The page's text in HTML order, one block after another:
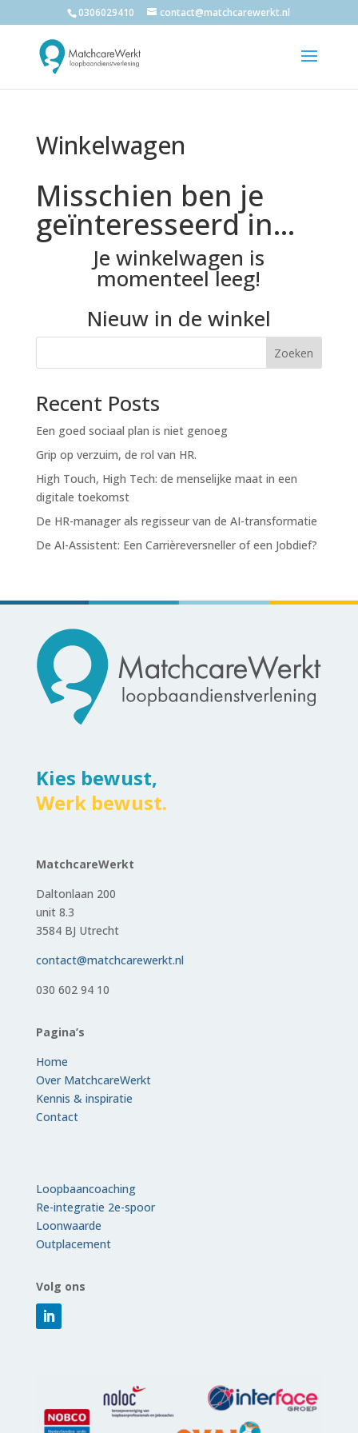
0306029410 contact@matchcarewerkt.nl
Winkelwagen
Misschien ben je
geïnteresseerd in…
Je winkelwagen is
momenteel leeg!
Nieuw in de winkel
Zoeken
Recent Posts
Een goed sociaal plan is niet genoeg
Grip op verzuim, de rol van HR.
High Touch, High Tech: de menselijke maat in een
digitale toekomst
De HR-manager als regisseur van de AI-transformatie
De AI-Assistent: Een Carrièreversneller of een Jobdief?
Kies bewust,
Werk bewust.
MatchcareWerkt
Daltonlaan 200
unit 8.3
3584 BJ Utrecht
contact@matchcarewerkt.nl
030 602 94 10
Pagina’s
Home
Over MatchcareWerkt
Kennis & inspiratie
Contact
Loopbaancoaching
Re-integratie 2e-spoor
Loonwaarde
Outplacement
Volg ons